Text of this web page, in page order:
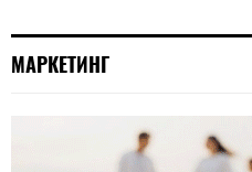
МАРКЕТИНГ